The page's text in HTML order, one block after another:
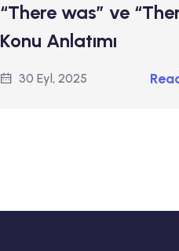
“There was” ve
Konu Anlatımı
30 Eyl, 2025